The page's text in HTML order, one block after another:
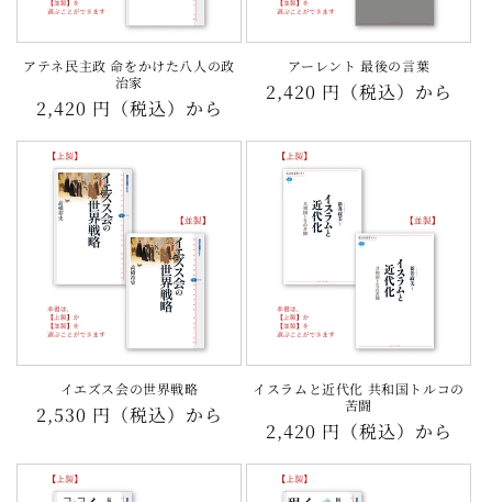
アテネ民主政 命をかけた八人の政
治家
通
常
価
2,420 円（税込）から
アーレント 最後の言葉
通
価
格
2,420 円（税込）から
イエズス会の世界戦略
通
価
格
2,530 円（税込）から
イスラムと近代化 共和国トルコの
苦闘
通
常
価
2,420 円（税込）から